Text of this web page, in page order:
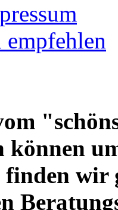
empfehlen
können
wir